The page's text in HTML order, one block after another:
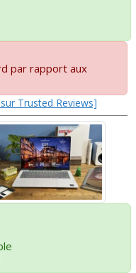
par rapport aux
Trusted Reviews]